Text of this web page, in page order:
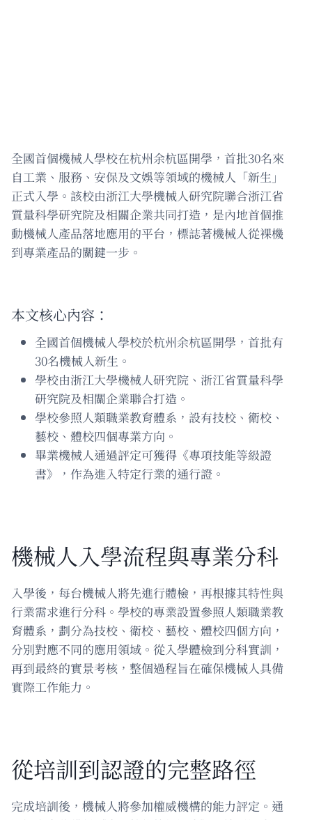
全國首個機械人學校在杭州余杭區開學，首批30名來
自工業、服務、安保及文娛等領域的機械人「新生」
正式入學。該校由浙江大學機械人研究院聯合浙江省
質量科學研究院及相關企業共同打造，是內地首個推
動機械人產品落地應用的平台，標誌著機械人從裸機
到專業產品的關鍵一步。
本文核心內容：
全國首個機械人學校於杭州余杭區開學，首批有
30名機械人新生。
學校由浙江大學機械人研究院、浙江省質量科學
研究院及相關企業聯合打造。
學校參照人類職業教育體系，設有技校、衛校、
藝校、體校四個專業方向。
畢業機械人通過評定可獲得《專項技能等級證
書》，作為進入特定行業的通行證。
機械人入學流程與專業分科
入學後，每台機械人將先進行體檢，再根據其特性與
行業需求進行分科。學校的專業設置參照人類職業教
育體系，劃分為技校、衛校、藝校、體校四個方向，
分別對應不同的應用領域。從入學體檢到分科實訓，
再到最終的實景考核，整個過程旨在確保機械人具備
實際工作能力。
從培訓到認證的完整路徑
完成培訓後，機械人將參加權威機構的能力評定。通